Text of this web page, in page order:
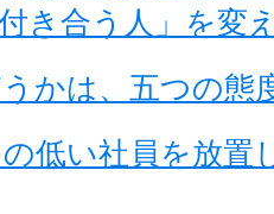
き合う人」を変
かは、五つの態
低い社員を放置